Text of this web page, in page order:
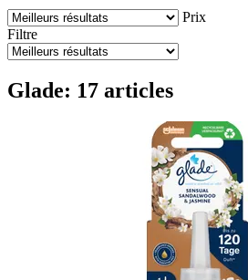
Prix
Filtre
Glade: 17 articles